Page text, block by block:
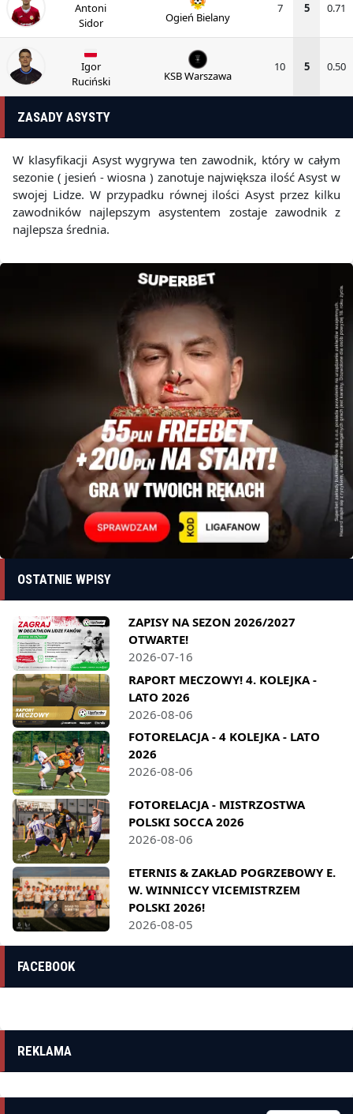
Antoni
Sidor
Ogień Bielany
7 5 0.71
Igor
Ruciński
KSB Warszawa
10 5 0.50
ZASADY ASYSTY
W klasyfikacji Asyst wygrywa ten zawodnik, który w całym
sezonie ( jesień - wiosna ) zanotuje największa ilość Asyst w
swojej Lidze. W przypadku równej ilości Asyst przez kilku
zawodników najlepszym asystentem zostaje zawodnik z
najlepsza średnia.
OSTATNIE WPISY
ZAPISY NA SEZON 2026/2027
OTWARTE!
2026-07-16
RAPORT MECZOWY! 4. KOLEJKA -
LATO 2026
2026-08-06
FOTORELACJA - 4 KOLEJKA - LATO
2026
2026-08-06
FOTORELACJA - MISTRZOSTWA
POLSKI SOCCA 2026
2026-08-06
ETERNIS & ZAKŁAD POGRZEBOWY E.
W. WINNICCY VICEMISTRZEM
POLSKI 2026!
2026-08-05
FACEBOOK
REKLAMA